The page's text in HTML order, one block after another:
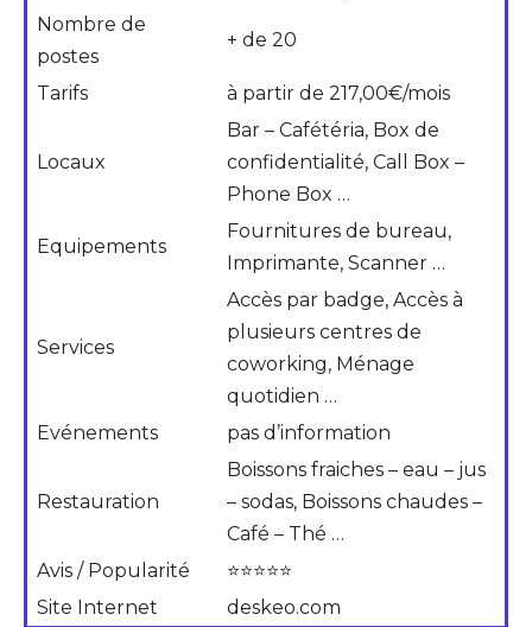
Nombre de
postes
+ de 20
Tarifs à partir de 217,00€/mois
Locaux
Bar – Cafétéria, Box de
confidentialité, Call Box –
Phone Box …
Equipements
Fournitures de bureau,
Imprimante, Scanner …
Services
Accès par badge, Accès à
plusieurs centres de
coworking, Ménage
quotidien …
Evénements
pas d’information
Restauration
Boissons fraiches – eau – jus
– sodas, Boissons chaudes –
Café – Thé …
Avis / Popularité
⭐⭐⭐⭐⭐
Site Internet
deskeo.com